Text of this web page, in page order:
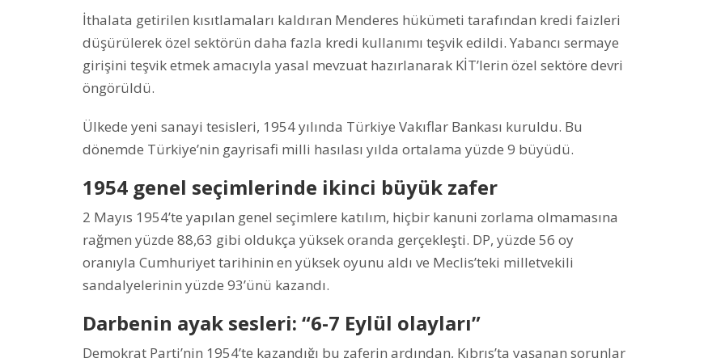
İthalata getirilen kısıtlamaları kaldıran Menderes hükümeti tarafından kredi faizleri
düşürülerek özel sektörün daha fazla kredi kullanımı teşvik edildi. Yabancı sermaye
girişini teşvik etmek amacıyla yasal mevzuat hazırlanarak KİT’lerin özel sektöre devri
öngörüldü.
Ülkede yeni sanayi tesisleri, 1954 yılında Türkiye Vakıflar Bankası kuruldu. Bu
dönemde Türkiye’nin gayrisafi milli hasılası yılda ortalama yüzde 9 büyüdü.
1954 genel seçimlerinde ikinci büyük zafer
2 Mayıs 1954’te yapılan genel seçimlere katılım, hiçbir kanuni zorlama olmamasına
rağmen yüzde 88,63 gibi oldukça yüksek oranda gerçekleşti. DP, yüzde 56 oy
oranıyla Cumhuriyet tarihinin en yüksek oyunu aldı ve Meclis’teki milletvekili
sandalyelerinin yüzde 93’ünü kazandı.
Darbenin ayak sesleri: “6-7 Eylül olayları”
Demokrat Parti’nin 1954’te kazandığı bu zaferin ardından, Kıbrıs’ta yaşanan sorunlar